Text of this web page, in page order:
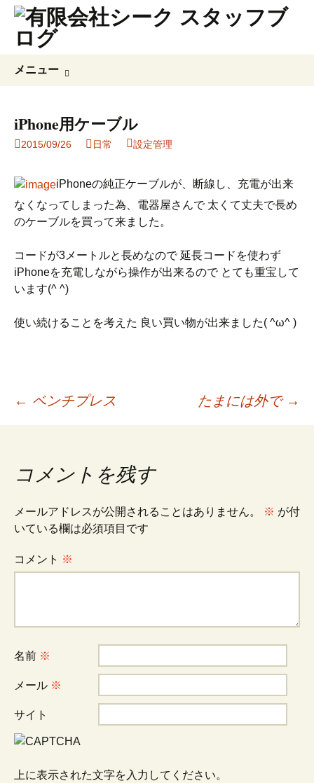
メニュー
ツ
へ
キ
プ
iPhone用ケーブル
2015/09/26 日常 設定管理
iPhoneの純正ケーブルが、断線し、充電が出来
なくなってしまった為、電器屋さんで 太くて丈夫で長め
のケーブルを買って来ました。
コードが3メートルと長めなので 延長コードを使わず
iPhoneを充電しながら操作が出来るので とても重宝して
います(^ ^)
使い続けることを考えた 良い買い物が出来ました( ^ω^ )
投
ナ
ビ
ゲ
ー
シ
ョ
ン
← ベンチプレス たまには外で →
コメントを残す
メールアドレスが公開されることはありません。 ※ が付
いている欄は必須項目です
コメント ※
名前 ※
メール ※
サイト
上に表示された文字を入力してください。